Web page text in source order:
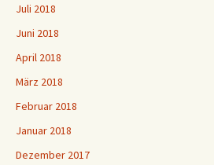
Juli 2018
Juni 2018
April 2018
März 2018
Februar 2018
Januar 2018
Dezember 2017